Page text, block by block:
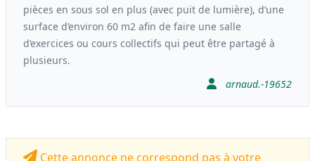
pièces en sous sol en plus (avec puit de lumière), d’une
surface d’environ 60 m2 afin de faire une salle
d’exercices ou cours collectifs qui peut être partagé à
plusieurs.
arnaud.-19652
Cette annonce ne correspond pas à votre